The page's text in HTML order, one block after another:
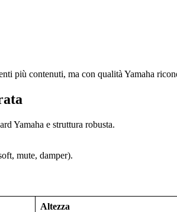
più contenuti, ma con qualità Yamaha
Yamaha e struttura robusta.
mute, damper).
Altezza